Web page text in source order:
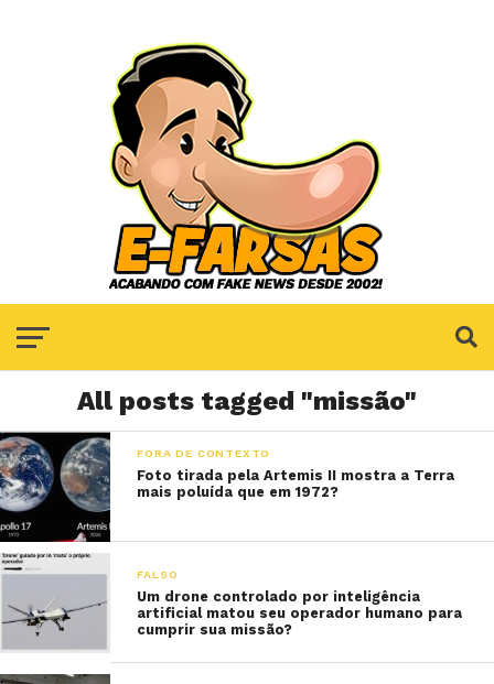
All posts tagged "missão"
FORA DE CONTEXTO
Foto tirada pela Artemis II mostra a Terra
mais poluída que em 1972?
FALSO
Um drone controlado por inteligência
artificial matou seu operador humano para
cumprir sua missão?